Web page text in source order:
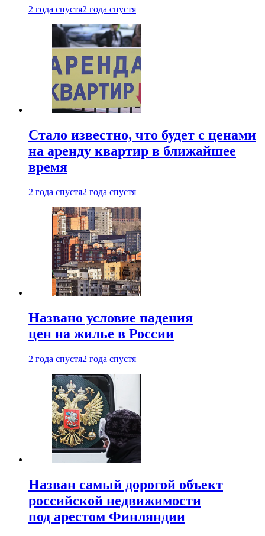
2 года спустя2 года спустя
Стало известно, что будет с ценами
на аренду квартир в ближайшее
время
2 года спустя2 года спустя
Названо условие падения
цен на жилье в России
2 года спустя2 года спустя
Назван самый дорогой объект
российской недвижимости
под арестом Финляндии